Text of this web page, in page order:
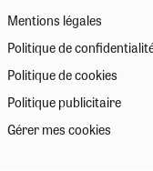
Mentions légales
Politique de
Politique de cookies
Politique publicitaire
Gérer mes cookies